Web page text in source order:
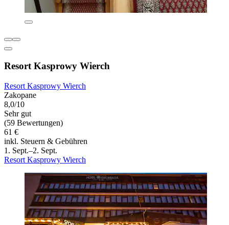
Resort Kasprowy Wierch
Resort Kasprowy Wierch
Zakopane
8,0/10
Sehr gut
(59 Bewertungen)
61 €
inkl. Steuern & Gebühren
1. Sept.–2. Sept.
Resort Kasprowy Wierch